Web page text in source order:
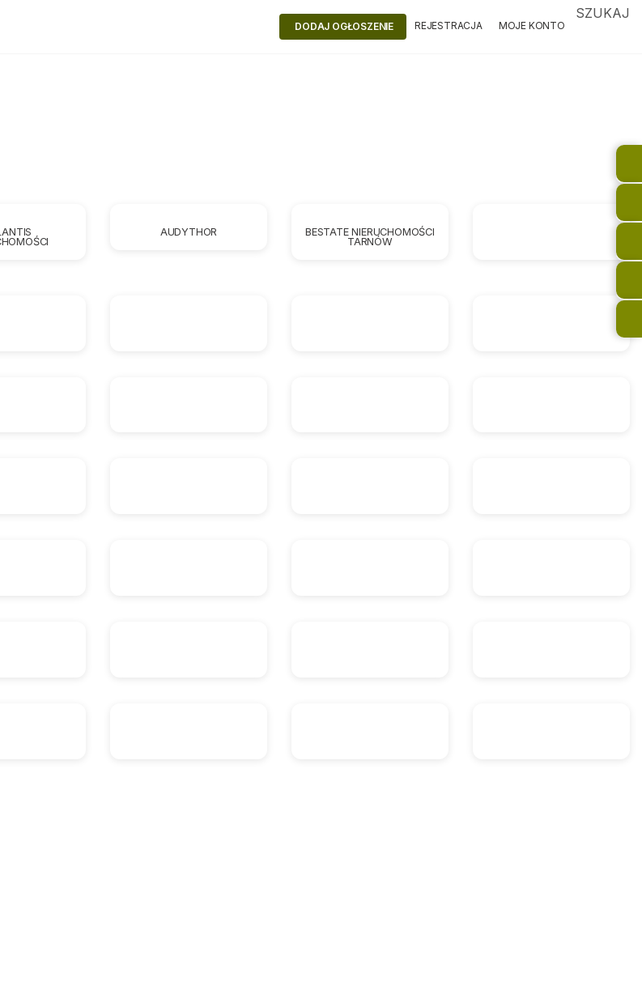
DODAJ OGŁOSZENIE REJESTRACJA MOJE KONTO
SZUKAJ
AUDYTHOR
BESTATE NIERUCHOMOŚCI
TARNÓW